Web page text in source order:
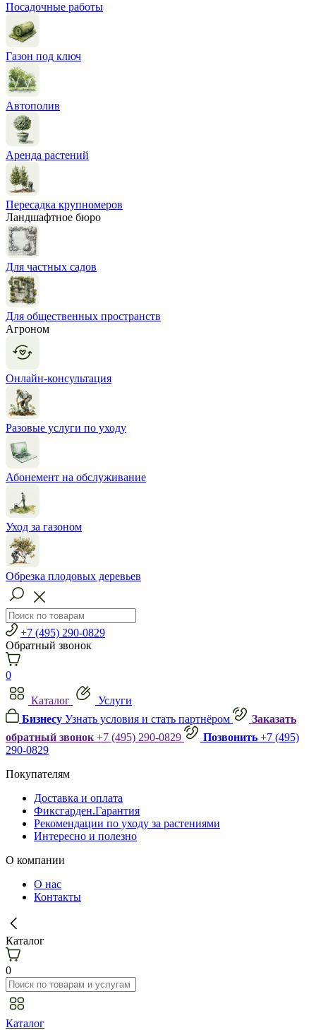
Посадочные работы
Газон под ключ
Автополив
Аренда растений
Пересадка крупномеров
Ландшафтное бюро
Для частных садов
Для общественных пространств
Агроном
Онлайн-консультация
Разовые услуги по уходу
Абонемент на обслуживание
Уход за газоном
Обрезка плодовых деревьев
+7 (495) 290-0829
Обратный звонок
0
Каталог
Услуги
Бизнесу Узнать условия и стать партнёром
Заказать
обратный звонок +7 (495) 290-0829 Позвонить +7 (495)
290-0829
Покупателям
Доставка и оплата
Фиксгарден.Гарантия
Рекомендации по уходу за растениями
Интересно и полезно
О компании
О нас
Контакты
Каталог
0
Каталог